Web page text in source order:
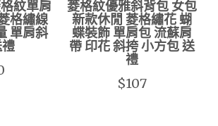
紋單肩
格繡線
單肩斜
禮
菱格紋優雅斜背包 女包
新款休閒 菱格繡花 蝴
蝶裝飾 單肩包 流蘇肩
帶 印花 斜挎 小方包 送
禮
$107